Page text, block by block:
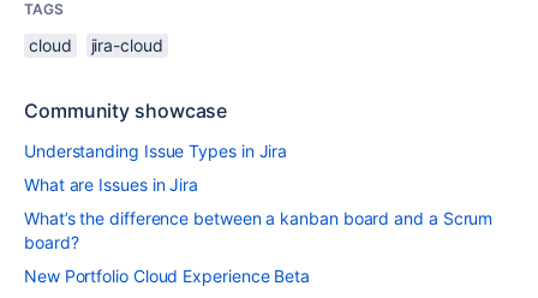
TAGS
cloud jira-cloud
Community showcase
Understanding Issue Types in Jira
What are Issues in Jira
What’s the difference between a kanban board and a Scrum
board?
New Portfolio Cloud Experience Beta